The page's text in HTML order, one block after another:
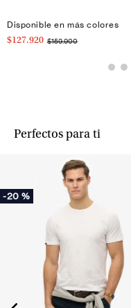
Disponible en más colores
$127.920 $159.900
Perfectos para ti
-20 %